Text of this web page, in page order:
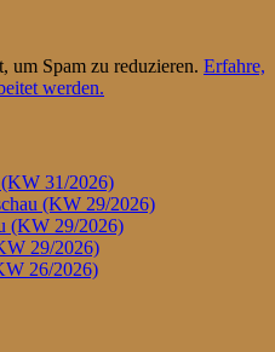
um Spam zu reduzieren. Erfahre,
werden.
31/2026)
(KW 29/2026)
(KW 29/2026)
29/2026)
26/2026)